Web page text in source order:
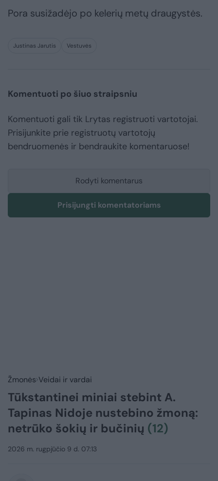
Pora susižadėjo po kelerių metų draugystės.
Justinas Jarutis Vestuvės
Komentuoti po šiuo straipsniu
Komentuoti gali tik Lrytas registruoti vartotojai.
Prisijunkite prie registruotų vartotojų
bendruomenės ir bendraukite komentaruose!
Rodyti komentarus
Prisijungti komentatoriams
Žmonės Veidai ir vardai
Tūkstantinei miniai stebint A.
Tapinas Nidoje nustebino žmoną:
netrūko šokių ir bučinių (12)
2026 m. rugpjūčio 9 d. 07:13